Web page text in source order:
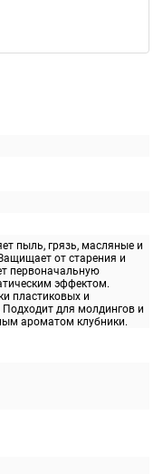
пыль, грязь, масляные и
от старения и
первоначальную
эффектом.
пластиковых и
для молдингов и
ароматом клубники.